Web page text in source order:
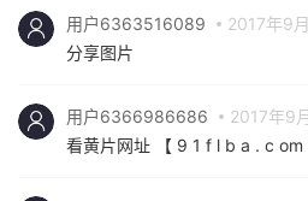
用户6363516089
2017年9
分享图片
用户6366986686
2017年9
看黄片网址 【 9 1 f l b a . c om